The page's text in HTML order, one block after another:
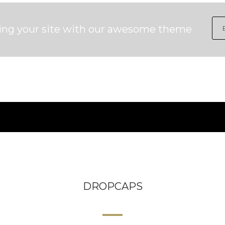
your site with our awesome theme
DROPCAPS